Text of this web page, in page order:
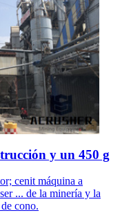
y un 450 g
cenit máquina a
... de la minería y la
cono.